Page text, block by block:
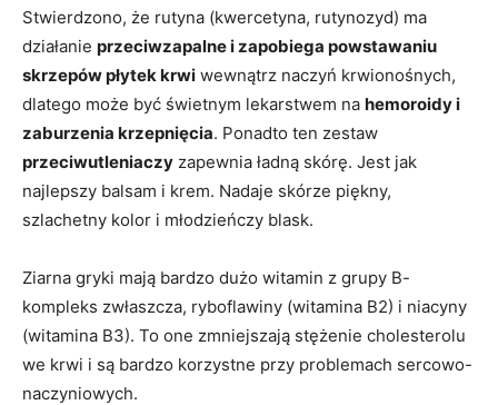
Stwierdzono, że rutyna (kwercetyna, rutynozyd) ma
działanie przeciwzapalne i zapobiega powstawaniu
skrzepów płytek krwi wewnątrz naczyń krwionośnych,
dlatego może być świetnym lekarstwem na hemoroidy i
zaburzenia krzepnięcia. Ponadto ten zestaw
przeciwutleniaczy zapewnia ładną skórę. Jest jak
najlepszy balsam i krem. Nadaje skórze piękny,
szlachetny kolor i młodzieńczy blask.
Ziarna gryki mają bardzo dużo witamin z grupy B-
kompleks zwłaszcza, ryboflawiny (witamina B2) i niacyny
(witamina B3). To one zmniejszają stężenie cholesterolu
we krwi i są bardzo korzystne przy problemach sercowo-
naczyniowych.